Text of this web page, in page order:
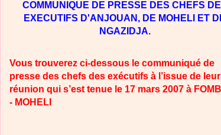
COMMUNIQUE DE PRESSE DES CHEFS
EXECUTIFS D'ANJOUAN, DE MOHELI ET
NGAZIDJA.
Vous trouverez ci-dessous le communiqué de
presse des chefs des exécutifs à l’issue de leur
réunion qui s’est tenue le 17 mars 2007 à
- MOHELI